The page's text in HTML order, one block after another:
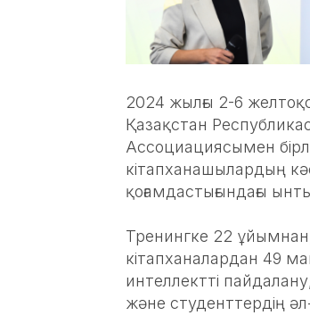
2024 жылғы 2-6
Қазақстан
Ассоциациясымен
кітапханашылардың
қоғамдастығындағы
Тренингке 22
кітапханалардан 49
интеллектті
және студенттердің